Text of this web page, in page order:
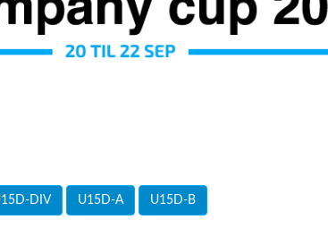
DIV U15D-A U15D-B